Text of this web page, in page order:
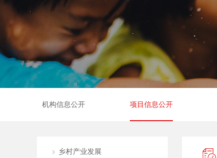
机构信息公开 项目信息公开
乡村产业发展